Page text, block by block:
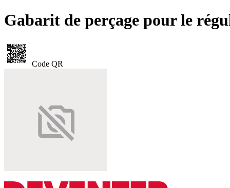
Gabarit de perçage pour le
Code QR